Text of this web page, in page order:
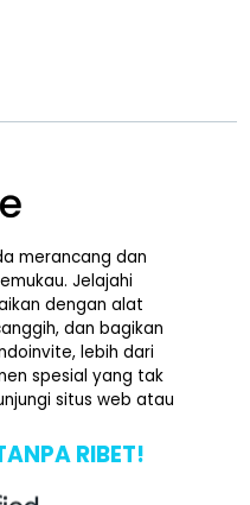
merancang dan
Jelajahi
dengan alat
dan bagikan
lebih dari
spesial yang tak
situs web atau
RIBET!